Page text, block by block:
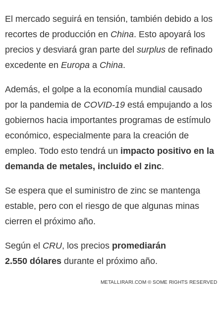
El mercado seguirá en tensión, también debido a los
recortes de producción en China. Esto apoyará los
precios y desviará gran parte del surplus de refinado
excedente en Europa a China.
Además, el golpe a la economía mundial causado
por la pandemia de COVID-19 está empujando a los
gobiernos hacia importantes programas de estímulo
económico, especialmente para la creación de
empleo. Todo esto tendrá un impacto positivo en la
demanda de metales, incluido el zinc.
Se espera que el suministro de zinc se mantenga
estable, pero con el riesgo de que algunas minas
cierren el próximo año.
Según el CRU, los precios promediarán
2.550 dólares durante el próximo año.
METALLIRARI.COM © SOME RIGHTS RESERVED